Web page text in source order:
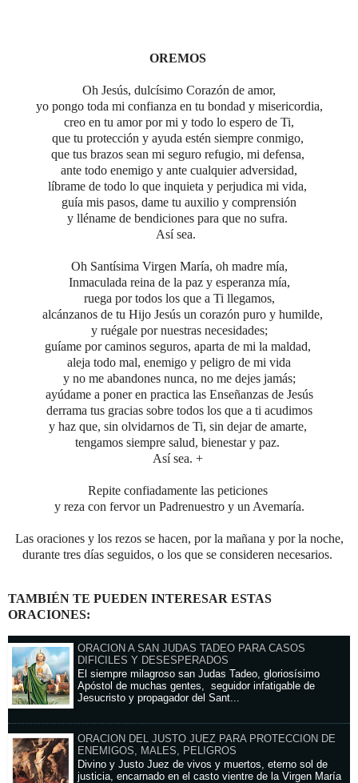
OREMOS
Oh Jesús, dulcísimo Corazón de amor,
yo pongo toda mi confianza en tu bondad y misericordia,
creo en tu amor por mi y todo lo espero de Ti,
que tu protección y ayuda estén siempre conmigo,
que tus brazos sean mi seguro refugio, mi defensa,
ante todo enemigo y ante cualquier adversidad,
líbrame de todo lo que inquieta y perjudica mi vida,
guía mis pasos, dame tu auxilio y comprensión
y lléname de bendiciones para que no sufra.
Así sea.
Oh Santísima Virgen María, oh madre mía,
Inmaculada reina de la paz y esperanza mía,
ruega por todos los que a Ti llegamos,
alcánzanos de tu Hijo Jesús un corazón puro y humilde,
y ruégale por nuestras necesidades;
guíame por caminos seguros, aparta de mi la maldad,
aleja todo mal, enemigo y peligro de mi vida
y no me abandones nunca, no me dejes jamás;
ayúdame a poner en practica las Enseñanzas de Jesús
derrama tus gracias sobre todos los que a ti acudimos
y haz que, sin olvidarnos de Ti, sin dejar de amarte,
tengamos siempre salud, bienestar y paz.
Así sea. +
Repite confiadamente las peticiones
y reza con fervor un Padrenuestro y un Avemaría.
Las oraciones y los rezos se hacen, por la mañana y por la noche,
durante tres días seguidos, o los que se consideren necesarios.
TAMBIÉN TE PUEDEN INTERESAR ESTAS
ORACIONES:
ORACION A SAN JUDAS TADEO PARA CASOS
DIFICILES Y DESESPERADOS
El siempre milagroso san Judas Tadeo, gloriosísimo
Apóstol de muchas gentes, seguidor infatigable de
Jesucristo y propagador del Sant...
ORACION DEL JUSTO JUEZ PARA PROTECCION DE
ENEMIGOS, MALES, PELIGROS
Divino y Justo Juez de vivos y muertos, eterno sol de
justicia, encarnado en el casto vientre de la Virgen María